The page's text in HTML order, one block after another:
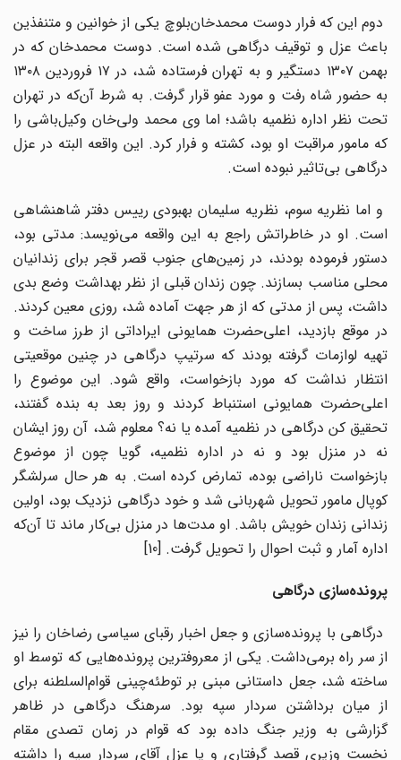
دوم این که فرار دوست محمدخان‌بلوچ یکی از خوانین و متنفذین
باعث عزل و توقیف درگاهی شده است. دوست محمدخان که در
بهمن ۱۳۰۷ دستگیر و به تهران فرستاده شد، در ۱۷ فروردین ۱۳۰۸
به حضور شاه رفت و مورد عفو قرار گرفت. به شرط آن‌که در تهران
تحت نظر اداره نظمیه باشد؛ اما وی محمد ولی‌خان وکیل‌باشی را
که مامور مراقبت او بود، کشته و فرار کرد. این واقعه البته در عزل
درگاهی بی‌تاثیر نبوده است.
و اما نظریه سوم، نظریه سلیمان‌ بهبودی رییس دفتر شاهنشاهی
است. او در خاطراتش راجع به این واقعه می‌نویسد: مدتی بود،
دستور فرموده بودند، در زمین‌های جنوب قصر قجر برای زندانیان
محلی مناسب بسازند. چون زندان قبلی از نظر بهداشت وضع بدی
داشت، پس از مدتی که از هر جهت آماده شد، روزی معین کردند.
در موقع بازدید، اعلی‌حضرت همایونی ایراداتی از طرز ساخت و
تهیه لوازمات گرفته بودند که سرتیپ درگاهی در چنین موقعیتی
انتظار نداشت که مورد بازخواست، واقع شود. این موضوع را
اعلی‌حضرت همایونی استنباط کردند و روز بعد به بنده گفتند،
تحقیق کن درگاهی در نظمیه آمده یا نه؟ معلوم شد، آن روز ایشان
نه در منزل بود و نه در اداره نظمیه، گویا چون از موضوع
بازخواست ناراضی بوده، تمارض کرده است. به هر حال سرلشگر
کوپال مامور تحویل شهربانی شد و خود درگاهی نزدیک بود، اولین
زندانی زندان خویش باشد. او مدت‌ها در منزل بی‌کار ماند تا آن‌که
اداره آمار و ثبت احوال را تحویل گرفت. [10]
پرونده‌سازی درگاهی
درگاهی با پرونده‌سازی و جعل اخبار رقبای سیاسی رضاخان را نیز
از سر راه برمی‌داشت. یکی از معروفترین پرونده‌هایی که توسط او
ساخته شد، جعل داستانی مبنی بر توطئه‌چینی قوام‌السلطنه برای
از میان برداشتن سردار سپه بود. سرهنگ درگاهی در ظاهر
گزارشی به وزیر جنگ داده بود که قوام در زمان تصدی مقام
نخست وزیری قصد گرفتاری و یا عزل آقای سردار سپه را داشته